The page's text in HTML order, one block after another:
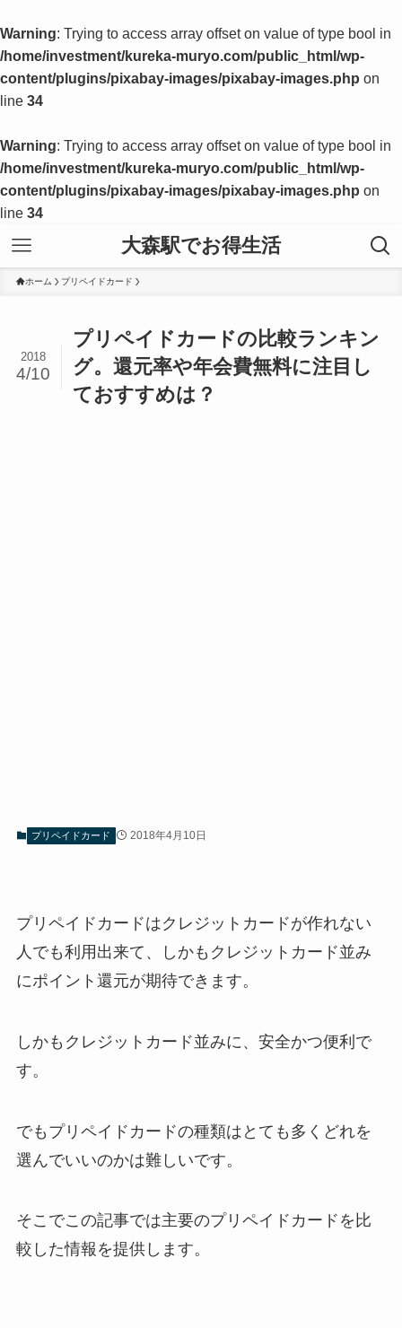
Warning: Trying to access array offset on value of type bool in
/home/investment/kureka-muryo.com/public_html/wp-
content/plugins/pixabay-images/pixabay-images.php on
line 34
Warning: Trying to access array offset on value of type bool in
/home/investment/kureka-muryo.com/public_html/wp-
content/plugins/pixabay-images/pixabay-images.php on
line 34
大森駅でお得生活
ホーム プリペイドカード
プリペイドカードの比較ランキン
グ。還元率や年会費無料に注目し
ておすすめは？
2018
4/10
プリペイドカード 2018年4月10日
プリペイドカードはクレジットカードが作れない
人でも利用出来て、しかもクレジットカード並み
にポイント還元が期待できます。
しかもクレジットカード並みに、安全かつ便利で
す。
でもプリペイドカードの種類はとても多くどれを
選んでいいのかは難しいです。
そこでこの記事では主要のプリペイドカードを比
較した情報を提供します。